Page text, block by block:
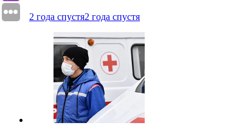
2 года спустя2 года спустя